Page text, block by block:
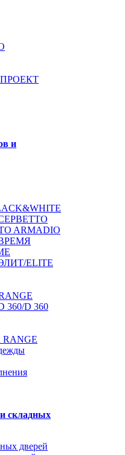
ПРОЕКТ
и
СЕРВЕТТО
ARMADIO
ВРЕМЯ
ELITE
360/D 360
складных
дверей